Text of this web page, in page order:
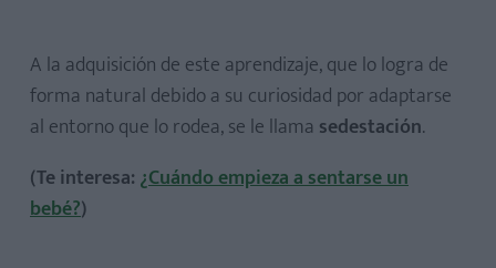
A la adquisición de este aprendizaje, que lo logra de
forma natural debido a su curiosidad por adaptarse
al entorno que lo rodea, se le llama sedestación.
(Te interesa: ¿Cuándo empieza a sentarse un
bebé?)